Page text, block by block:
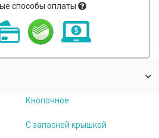
способы оплаты
Кнопочное
С запасной крышкой